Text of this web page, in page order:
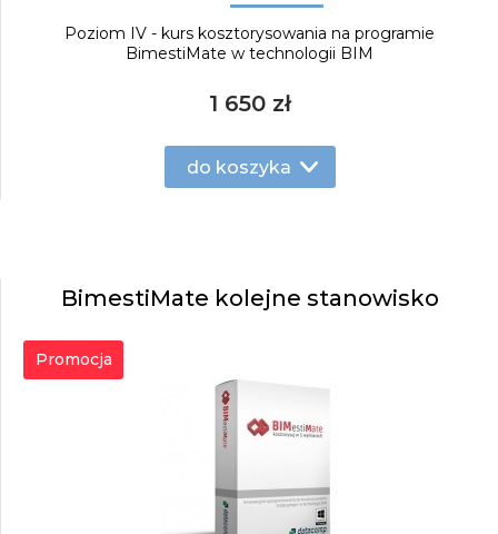
Poziom IV - kurs kosztorysowania na programie
BimestiMate w technologii BIM
1 650 zł
do koszyka
BimestiMate kolejne stanowisko
Promocja